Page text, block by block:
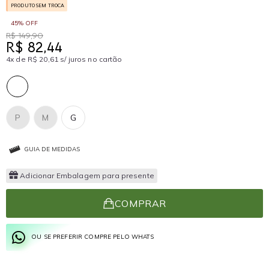
PRODUTO SEM TROCA
45% OFF
R$ 149,90
R$ 82,44
4x de R$ 20,61 s/ juros no cartão
G
M
P
GUIA DE MEDIDAS
Adicionar Embalagem para presente
COMPRAR
OU SE PREFERIR COMPRE PELO WHATS